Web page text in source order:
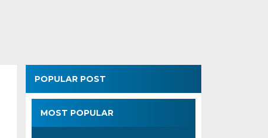
POPULAR POST
MOST POPULAR